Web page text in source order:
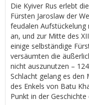
Die Kyiver Rus erlebt
Fürsten Jaroslaw der
feudalen
an, und zur Mitte des
einige selbständige
versäumten die
nicht auszunutzen –
Schlacht gelang es
des Enkels von Batu
Punkt in der